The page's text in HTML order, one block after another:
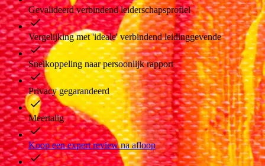
Gevalideerd verbindend leiderschapsprofiel
Vergelijking met 'ideale' verbindend leidinggevende
Snelkoppeling naar persoonlijk rapport
Privacy gegarandeerd
Meertalig
Koop een expert review na afloop